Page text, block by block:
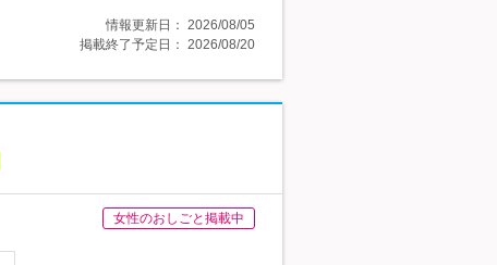
情報更新日： 2026/08/05
掲載終了予定日： 2026/08/20
女性のおしごと掲載中